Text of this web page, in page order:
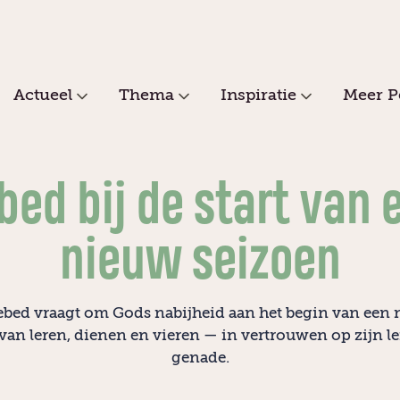
Actueel Thema Inspiratie Meer
bij de start van
nieuw seizoen
vraagt om Gods nabijheid aan het begin van een
leren, dienen en vieren — in vertrouwen op zijn
genade.